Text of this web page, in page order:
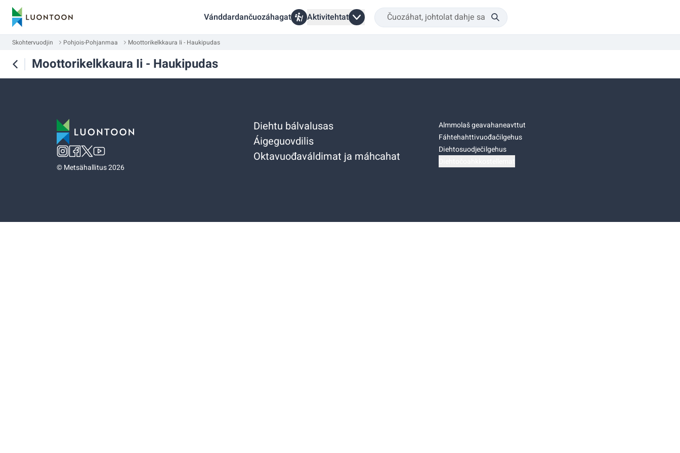
Vánddardančuozáhagat Aktivitehtat
Skohtervuodjin Pohjois-Pohjanmaa Moottorikelkkaura Ii - Haukipudas
Moottorikelkkaura Ii - Haukipudas
©Metsähallitus 2026
Diehtu bálvalusas
Áigeguovdilis
Oktavuođaváldimat ja máhcahat
Almmolaš geavahaneavttut
Fáhtehahttivuođačilgehus
Diehtosuodječilgehus